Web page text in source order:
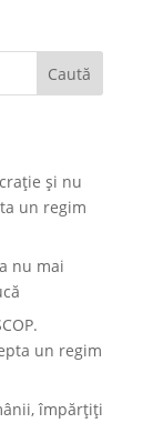
Caută
și nu
un regim
nu mai
un regim
împărțiți